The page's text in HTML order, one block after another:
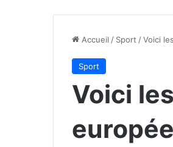
Accueil / Sport /Voici
Sport
Voici